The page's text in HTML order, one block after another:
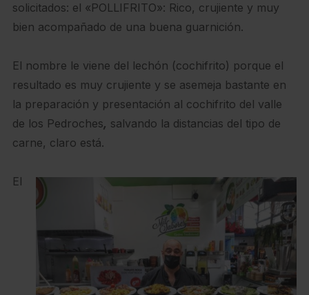
solicitados: el «POLLIFRITO»: Rico, crujiente y muy
bien acompañado de una buena guarnición.
El nombre le viene del lechón (cochifrito) porque el
resultado es muy crujiente y se asemeja bastante en
la preparación y presentación al cochifrito del valle
de los Pedroches, salvando la distancias del tipo de
carne, claro está.
El